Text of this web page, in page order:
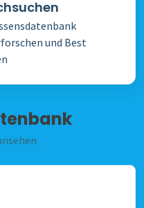
und Best